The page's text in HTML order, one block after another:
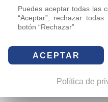
Puedes aceptar todas las
“Aceptar”, rechazar
botón “Rechazar”
ACEPTAR
Política de